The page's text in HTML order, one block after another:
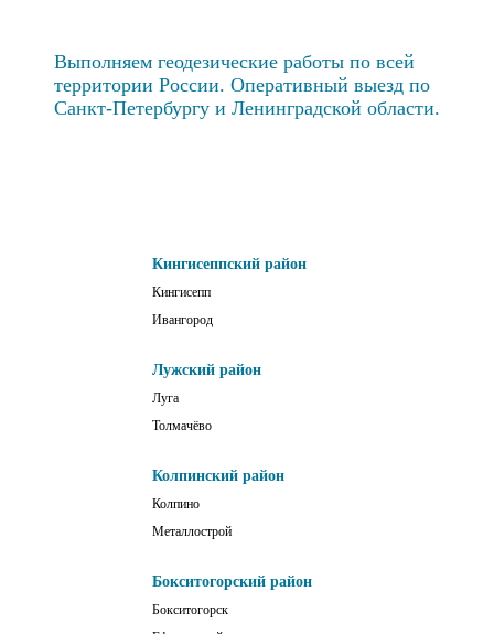
Выполняем геодезические работы по всей
территории России. Оперативный выезд по
Санкт-Петербургу и Ленинградской области.
Кингисеппский район
Кингисепп
Ивангород
Лужский район
Луга
Толмачёво
Колпинский район
Колпино
Металлострой
Бокситогорский район
Бокситогорск